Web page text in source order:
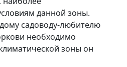
данной зоны.
садоводу-любителю
необходимо
зоны он